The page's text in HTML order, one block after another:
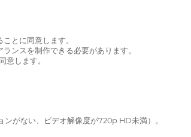
とに同意します。
ンスを制作できる必要があります。
意します。
がない、ビデオ解像度が720p HD未満）。